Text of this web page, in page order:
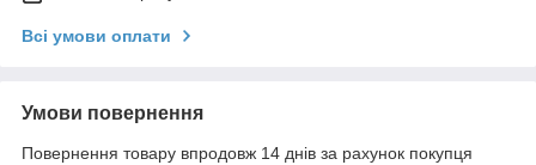
Всі умови оплати
Умови повернення
Повернення товару впродовж 14 днів за рахунок покупця